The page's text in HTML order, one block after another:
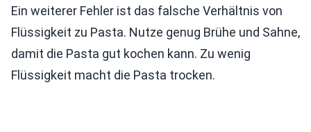
Ein weiterer Fehler ist das falsche Verhältnis von
Flüssigkeit zu Pasta. Nutze genug Brühe und Sahne,
damit die Pasta gut kochen kann. Zu wenig
Flüssigkeit macht die Pasta trocken.